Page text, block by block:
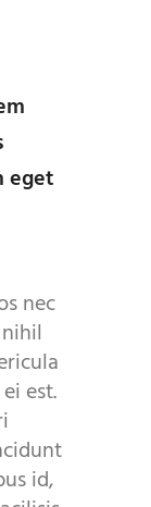
eget
nec
est.
id,